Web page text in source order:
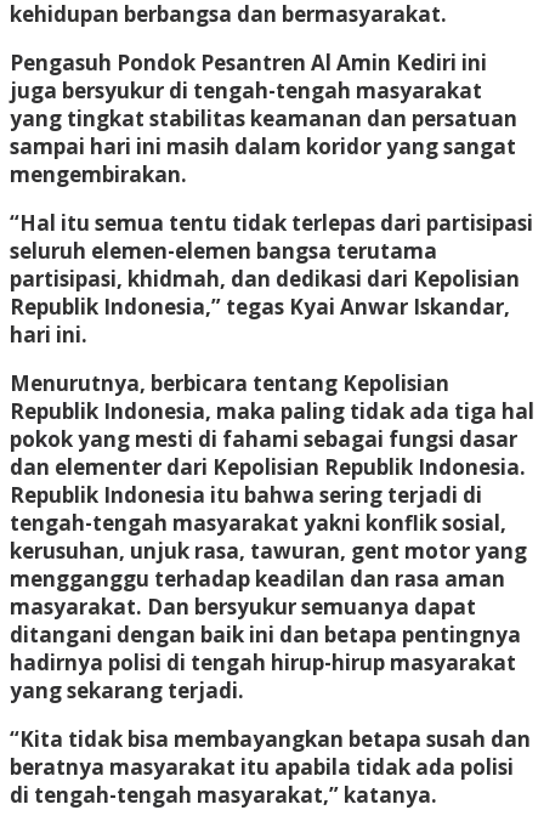
kehidupan berbangsa dan bermasyarakat.
Pengasuh Pondok Pesantren Al Amin Kediri ini
juga bersyukur di tengah-tengah masyarakat
yang tingkat stabilitas keamanan dan persatuan
sampai hari ini masih dalam koridor yang sangat
mengembirakan.
“Hal itu semua tentu tidak terlepas dari partisipasi
seluruh elemen-elemen bangsa terutama
partisipasi, khidmah, dan dedikasi dari Kepolisian
Republik Indonesia,” tegas Kyai Anwar Iskandar,
hari ini.
Menurutnya, berbicara tentang Kepolisian
Republik Indonesia, maka paling tidak ada tiga hal
pokok yang mesti di fahami sebagai fungsi dasar
dan elementer dari Kepolisian Republik Indonesia.
Republik Indonesia itu bahwa sering terjadi di
tengah-tengah masyarakat yakni konflik sosial,
kerusuhan, unjuk rasa, tawuran, gent motor yang
mengganggu terhadap keadilan dan rasa aman
masyarakat. Dan bersyukur semuanya dapat
ditangani dengan baik ini dan betapa pentingnya
hadirnya polisi di tengah hirup-hirup masyarakat
yang sekarang terjadi.
“Kita tidak bisa membayangkan betapa susah dan
beratnya masyarakat itu apabila tidak ada polisi
di tengah-tengah masyarakat,” katanya.